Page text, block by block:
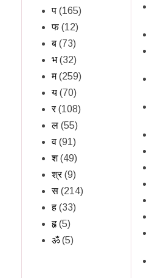
प (165)
फ (12)
ब (73)
भ (32)
म (259)
य (70)
र (108)
ल (55)
व (91)
श (49)
श्र (9)
स (214)
ह (33)
हृ (5)
ॐ (5)